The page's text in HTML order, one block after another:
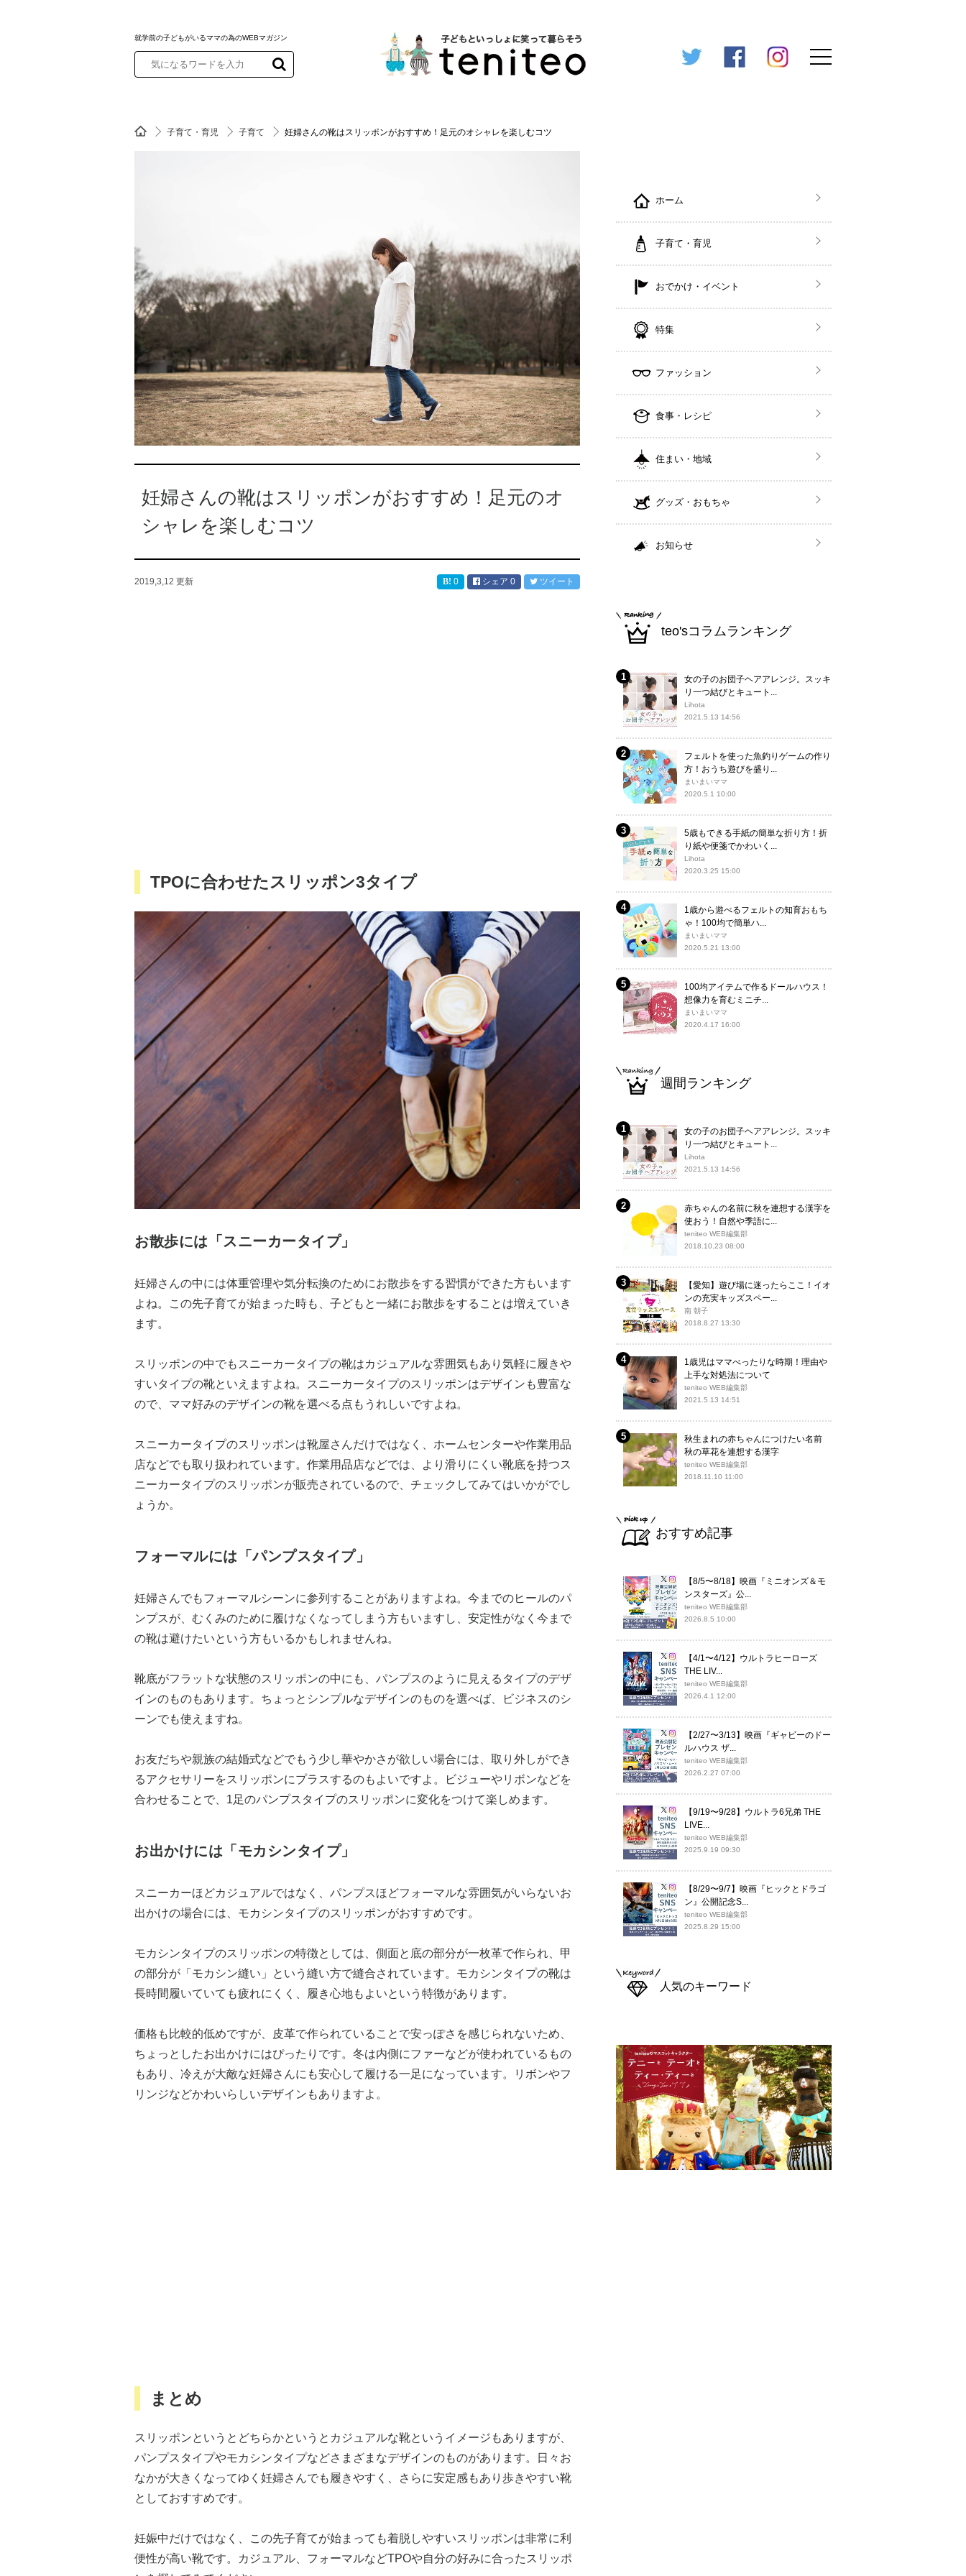
就学前の子どもがいるママの為のWEBマガジン
子育て・育児 子育て 妊婦さんの靴はスリッポンがおすすめ！足元のオシャレを楽しむコツ
妊婦さんの靴はスリッポンがおすすめ！足元のオ
シャレを楽しむコツ
2019,3,12 更新 0 シェア 0 ツイート
TPOに合わせたスリッポン3タイプ
お散歩には「スニーカータイプ」
妊婦さんの中には体重管理や気分転換のためにお散歩をする習慣ができた方もいます
よね。この先子育てが始まった時も、子どもと一緒にお散歩をすることは増えていき
ます。
スリッポンの中でもスニーカータイプの靴はカジュアルな雰囲気もあり気軽に履きや
すいタイプの靴といえますよね。スニーカータイプのスリッポンはデザインも豊富な
ので、ママ好みのデザインの靴を選べる点もうれしいですよね。
スニーカータイプのスリッポンは靴屋さんだけではなく、ホームセンターや作業用品
店などでも取り扱われています。作業用品店などでは、より滑りにくい靴底を持つス
ニーカータイプのスリッポンが販売されているので、チェックしてみてはいかがでし
ょうか。
フォーマルには「パンプスタイプ」
妊婦さんでもフォーマルシーンに参列することがありますよね。今までのヒールのパ
ンプスが、むくみのために履けなくなってしまう方もいますし、安定性がなく今まで
の靴は避けたいという方もいるかもしれませんね。
靴底がフラットな状態のスリッポンの中にも、パンプスのように見えるタイプのデザ
インのものもあります。ちょっとシンプルなデザインのものを選べば、ビジネスのシ
ーンでも使えますね。
お友だちや親族の結婚式などでもう少し華やかさが欲しい場合には、取り外しができ
るアクセサリーをスリッポンにプラスするのもよいですよ。ビジューやリボンなどを
合わせることで、1足のパンプスタイプのスリッポンに変化をつけて楽しめます。
お出かけには「モカシンタイプ」
スニーカーほどカジュアルではなく、パンプスほどフォーマルな雰囲気がいらないお
出かけの場合には、モカシンタイプのスリッポンがおすすめです。
モカシンタイプのスリッポンの特徴としては、側面と底の部分が一枚革で作られ、甲
の部分が「モカシン縫い」という縫い方で縫合されています。モカシンタイプの靴は
長時間履いていても疲れにくく、履き心地もよいという特徴があります。
価格も比較的低めですが、皮革で作られていることで安っぽさを感じられないため、
ちょっとしたお出かけにはぴったりです。冬は内側にファーなどが使われているもの
もあり、冷えが大敵な妊婦さんにも安心して履ける一足になっています。リボンやフ
リンジなどかわいらしいデザインもありますよ。
まとめ
スリッポンというとどちらかというとカジュアルな靴というイメージもありますが、
パンプスタイプやモカシンタイプなどさまざまなデザインのものがあります。日々お
なかが大きくなってゆく妊婦さんでも履きやすく、さらに安定感もあり歩きやすい靴
としておすすめです。
妊娠中だけではなく、この先子育てが始まっても着脱しやすいスリッポンは非常に利
便性が高い靴です。カジュアル、フォーマルなどTPOや自分の好みに合ったスリッポ
ホーム
子育て・育児
おでかけ・イベント
特集
ファッション
食事・レシピ
住まい・地域
グッズ・おもちゃ
お知らせ
teo'sコラムランキング
女の子のお団子ヘアアレンジ。スッキ
リ一つ結びとキュート...
Lihota
2021.5.13 14:56
フェルトを使った魚釣りゲームの作り
方！おうち遊びを盛り...
まいまいママ
2020.5.1 10:00
5歳もできる手紙の簡単な折り方！折
り紙や便箋でかわいく...
Lihota
2020.3.25 15:00
1歳から遊べるフェルトの知育おもち
ゃ！100均で簡単ハ...
まいまいママ
2020.5.21 13:00
100均アイテムで作るドールハウス！
想像力を育むミニチ...
まいまいママ
2020.4.17 16:00
週間ランキング
女の子のお団子ヘアアレンジ。スッキ
リ一つ結びとキュート...
Lihota
2021.5.13 14:56
赤ちゃんの名前に秋を連想する漢字を
使おう！自然や季語に...
teniteo WEB編集部
2018.10.23 08:00
【愛知】遊び場に迷ったらここ！イオ
ンの充実キッズスペー...
南 朝子
2018.8.27 13:30
1歳児はママべったりな時期！理由や
上手な対処法について
teniteo WEB編集部
2021.5.13 14:51
秋生まれの赤ちゃんにつけたい名前
秋の草花を連想する漢字
teniteo WEB編集部
2018.11.10 11:00
おすすめ記事
【8/5〜8/18】映画『ミニオンズ＆モ
ンスターズ』公...
teniteo WEB編集部
2026.8.5 10:00
【4/1〜4/12】ウルトラヒーローズ
THE LIV...
teniteo WEB編集部
2026.4.1 12:00
【2/27〜3/13】映画『ギャビーのドー
ルハウス ザ...
teniteo WEB編集部
2026.2.27 07:00
【9/19〜9/28】ウルトラ6兄弟 THE
LIVE...
teniteo WEB編集部
2025.9.19 09:30
【8/29〜9/7】映画『ヒックとドラゴ
ン』公開記念S...
teniteo WEB編集部
2025.8.29 15:00
人気のキーワード